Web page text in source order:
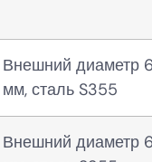
Внешний диаметр
мм, сталь S355
Внешний диаметр